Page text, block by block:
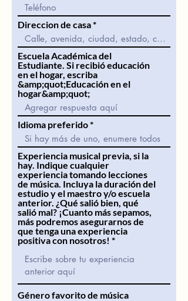
Direccion de casa
Escuela Académica del
Estudiante. Si recibió educación
en el hogar, escriba
&amp;quot;Educación en el
hogar&amp;quot;
Idioma preferido
Experiencia musical previa, si la
hay. Indique cualquier
experiencia tomando lecciones
de música. Incluya la duración del
estudio y el maestro y/o escuela
anterior. ¿Qué salió bien, qué
salió mal? ¡Cuanto más sepamos,
más podremos asegurarnos de
que tenga una experiencia
positiva con nosotros!
Género favorito de música